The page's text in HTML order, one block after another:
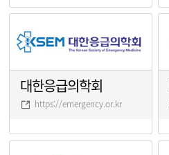
대한응급의학회
https://emergency.or.kr